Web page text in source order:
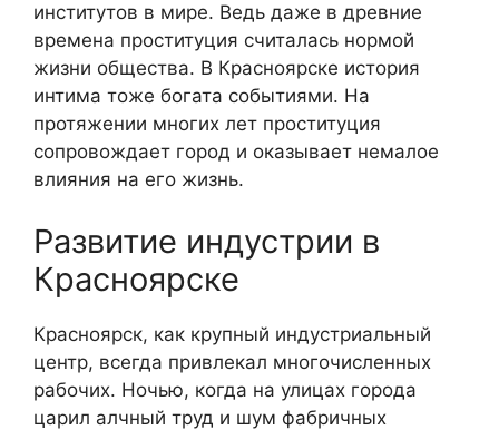
институтов в мире. Ведь даже в древние
времена проституция считалась нормой
жизни общества. В Красноярске история
интима тоже богата событиями. На
протяжении многих лет проституция
сопровождает город и оказывает немалое
влияния на его жизнь.
Развитие индустрии в
Красноярске
Красноярск, как крупный индустриальный
центр, всегда привлекал многочисленных
рабочих. Ночью, когда на улицах города
царил алчный труд и шум фабричных